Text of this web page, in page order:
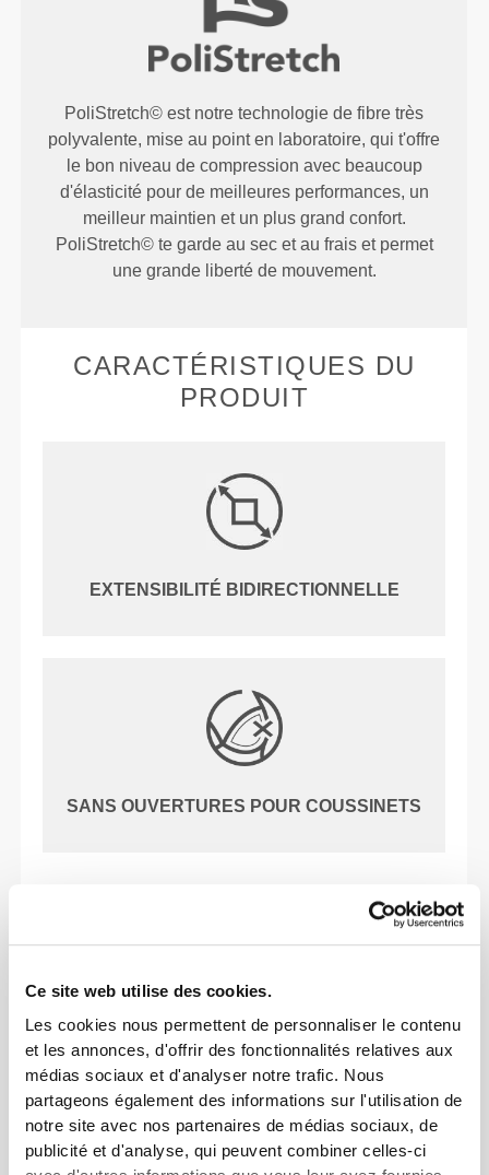
Ce site web utilise des cookies.
Les cookies nous permettent de personnaliser le contenu
et les annonces, d'offrir des fonctionnalités relatives aux
médias sociaux et d'analyser notre trafic. Nous
partageons également des informations sur l'utilisation de
notre site avec nos partenaires de médias sociaux, de
publicité et d'analyse, qui peuvent combiner celles-ci
PoliStretch© est notre technologie de fibre très
polyvalente, mise au point en laboratoire, qui t'offre
le bon niveau de compression avec beaucoup
d'élasticité pour de meilleures performances, un
meilleur maintien et un plus grand confort.
PoliStretch© te garde au sec et au frais et permet
une grande liberté de mouvement.
CARACTÉRISTIQUES DU
PRODUIT
EXTENSIBILITÉ BIDIRECTIONNELLE
SANS OUVERTURES POUR COUSSINETS
NOTRE ÉTIQUETTE EST
TON CONFORT.
Sans étiquettes cousues
Nos vêtements sont synonymes de confort. Nous